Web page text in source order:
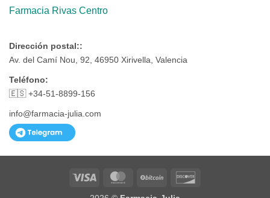
Farmacia Rivas Centro
Dirección postal::
Av. del Camí Nou, 92, 46950 Xirivella, Valencia
Teléfono:
🇪🇸 +34-51-8899-156
info@farmacia-julia.com
Visa MasterCardBitCoin